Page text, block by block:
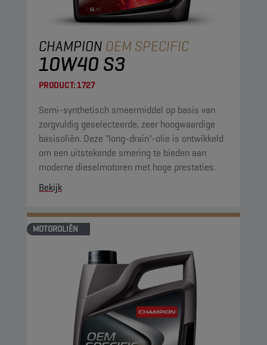
CHAMPION OEM SPECIFIC
10W40 S3
PRODUCT:1727
Semi-synthetisch smeermiddel op basis van
zorgvuldig geselecteerde, zeer hoogwaardige
basisoliën. Deze "long-drain"-olie is ontwikkeld
om een uitstekende smering te bieden aan
moderne dieselmotoren met hoge prestaties.
Bekijk
MOTOROLIËN